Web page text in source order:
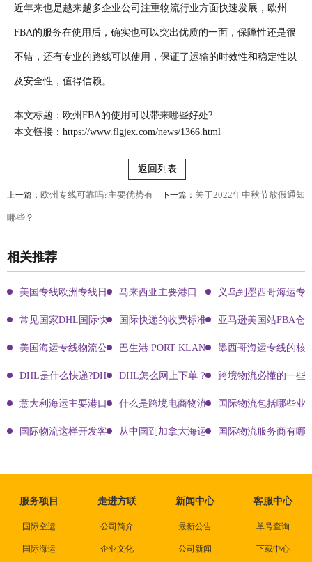
近年来也是越来越多企业公司注重物流行业方面快速发展，欧州
FBA的服务在使用后，确实也可以突出优质的一面，保障性还是很
不错，还有专业的路线可以使用，保证了运输的时效性和稳定性以
及安全性，值得信赖。
本文标题：欧州FBA的使用可以带来哪些好处?
本文链接： https://www.flgjex.com/news/1366.html
返回列表
上一篇： 欧州专线可靠吗?主要优势有
哪些？
下一篇： 关于2022年中秋节放假通知
相关推荐
美国专线欧洲专线日本专线区别马来西亚主要港口 义乌到墨西哥海运专
常见国家DHL国际快递客服热线国际快递的收费标准!四大国际快递的尺寸重
亚马逊美国站FBA仓
美国海运专线物流公司有哪些?巴生港 PORT KLANG 墨西哥海运专线的核
DHL是什么快递?DHL国际快递介绍DHL怎么网上下单？DHL快递寄件有哪些方
跨境物流必懂的一些
意大利海运主要港口有哪些什么是跨境电商物流? 国际物流包括哪些业
国际物流这样开发客户会让你成为销冠从中国到加拿大海运要多久能到达？
国际物流服务商有哪
服务项目
国际空运
国际海运
走进方联
公司简介
企业文化
新闻中心
最新公告
公司新闻
客服中心
单号查询
下载中心